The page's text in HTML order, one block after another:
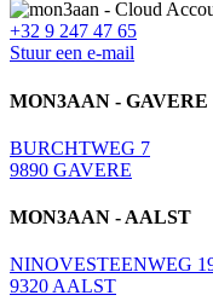
+32 9 247 47 65
Stuur een e-mail
MON3AAN - GAVERE
BURCHTWEG 7
9890 GAVERE
MON3AAN - AALST
NINOVESTEENWEG
9320 AALST